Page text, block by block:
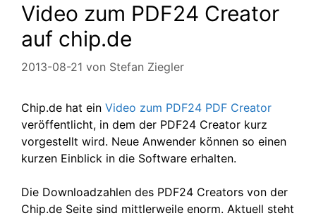
Video zum PDF24 Creator
auf chip.de
2013-08-21 von Stefan Ziegler
Chip.de hat ein Video zum PDF24 PDF Creator
veröffentlicht, in dem der PDF24 Creator kurz
vorgestellt wird. Neue Anwender können so einen
kurzen Einblick in die Software erhalten.
Die Downloadzahlen des PDF24 Creators von der
Chip.de Seite sind mittlerweile enorm. Aktuell steht